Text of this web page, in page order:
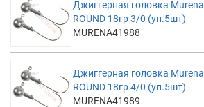
Джиггерная головка Murena
ROUND 18гр 3/0 (уп.5шт)
MURENA41988
Джиггерная головка Murena
ROUND 18гр 4/0 (уп.5шт)
MURENA41989